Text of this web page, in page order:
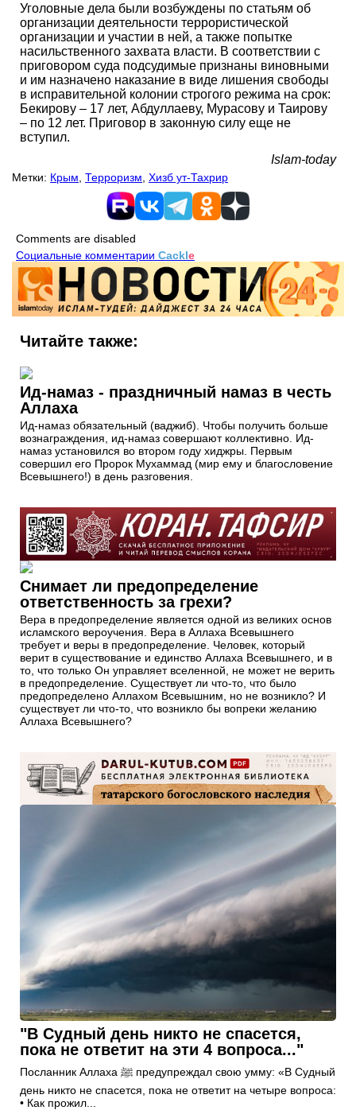
Уголовные дела были возбуждены по статьям об
организации деятельности террористической
организации и участии в ней, а также попытке
насильственного захвата власти. В соответствии с
приговором суда подсудимые признаны виновными
и им назначено наказание в виде лишения свободы
в исправительной колонии строгого режима на срок:
Бекирову – 17 лет, Абдуллаеву, Мурасову и Таирову
– по 12 лет. Приговор в законную силу еще не
вступил.
Islam-today
Метки: Крым Терроризм Хизб ут-Тахрир
Comments are disabled
Социальные комментарии Cackle
Читайте также:
Ид-намаз - праздничный намаз в честь
Аллаха
Ид-намаз обязательный (ваджиб). Чтобы получить больше
вознаграждения, ид-намаз совершают коллективно. Ид-
намаз установился во втором году хиджры. Первым
совершил его Пророк Мухаммад (мир ему и благословение
Всевышнего!) в день разговения.
Снимает ли предопределение
ответственность за грехи?
Вера в предопределение является одной из великих основ
исламского вероучения. Вера в Аллаха Всевышнего
требует и веры в предопределение. Человек, который
верит в существование и единство Аллаха Всевышнего, и в
то, что только Он управляет вселенной, не может не верить
в предопределение. Существует ли что-то, что было
предопределено Аллахом Всевышним, но не возникло? И
существует ли что-то, что возникло бы вопреки желанию
Аллаха Всевышнего?
"В Судный день никто не спасется,
пока не ответит на эти 4 вопроса..."
Посланник Аллаха ﷺ предупреждал свою умму: «В Судный
день никто не спасется, пока не ответит на четыре вопроса:
• Как прожил...